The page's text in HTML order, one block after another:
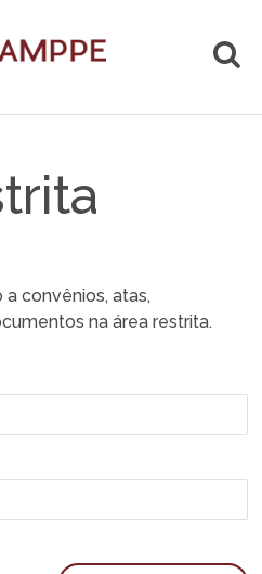
convênios, atas,
na área restrita.